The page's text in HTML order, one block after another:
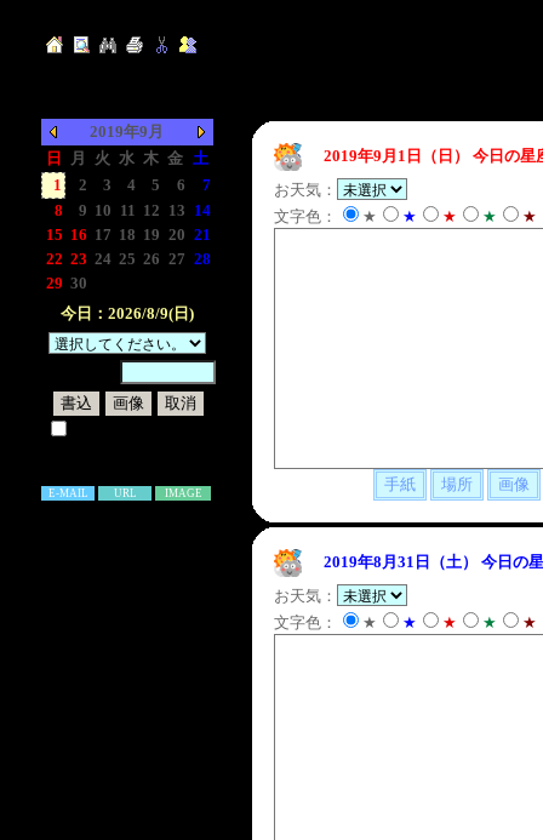
2019年9月
日
月 火 水 木 金 土
1
2 3 4 5 6
7
8
9 10 11 12 13 14
15 16 17 18 19 20 21
22 23 24 25 26 27 28
29 30
今日：2026/8/9(日)
E-MAIL URL IMAGE
2019年9月1日（日）
今日の星
お天気：
文字色：
★ ★ ★ ★ ★
2019年8月31日（土）
今日の
お天気：
文字色：
★ ★ ★ ★ ★